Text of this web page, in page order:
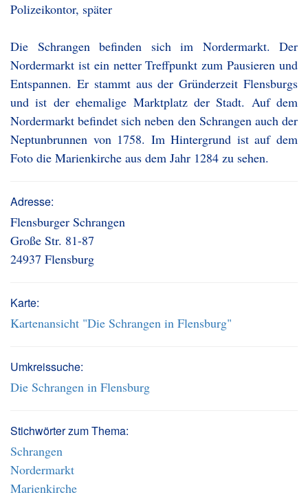
Polizeikontor, später
Die Schrangen befinden sich im Nordermarkt. Der
Nordermarkt ist ein netter Treffpunkt zum Pausieren und
Entspannen. Er stammt aus der Gründerzeit Flensburgs
und ist der ehemalige Marktplatz der Stadt. Auf dem
Nordermarkt befindet sich neben den Schrangen auch der
Neptunbrunnen von 1758. Im Hintergrund ist auf dem
Foto die Marienkirche aus dem Jahr 1284 zu sehen.
Adresse:
Flensburger Schrangen
Große Str. 81-87
24937 Flensburg
Karte:
Kartenansicht "Die Schrangen in Flensburg"
Umkreissuche:
Die Schrangen in Flensburg
Stichwörter zum Thema:
Schrangen
Nordermarkt
Marienkirche